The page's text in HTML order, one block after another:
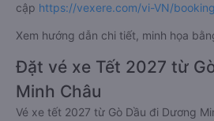
cập https://vexere.com/vi-VN/
Xem hướng dẫn chi tiết, minh họa
Đặt vé xe Tết 2027 từ
Minh Châu
Vé xe tết 2027 từ Gò Dầu đi Dương